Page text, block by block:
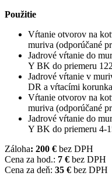
Použitie
Vŕtanie otvorov na
muriva (odporúčané
Jadrové vŕtanie do
Y BK do priemeru
Jadrové vŕtanie v
DR a vŕtacími
Vŕtanie otvorov na
muriva (odporúčané
Jadrové vŕtanie do
Y BK do priemeru 4-
Záloha: 200 € bez DPH
Cena za hod.: 7 € bez DPH
Cena za deň: 35 € bez DPH